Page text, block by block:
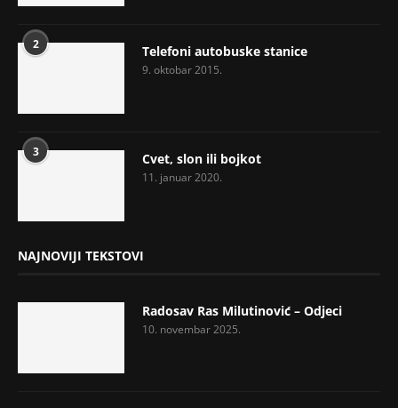
2 Telefoni autobuske stanice
9. oktobar 2015.
3 Cvet, slon ili bojkot
11. januar 2020.
NAJNOVIJI TEKSTOVI
Radosav Ras Milutinović – Odjeci
10. novembar 2025.